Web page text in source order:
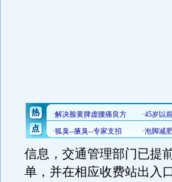
信息，交通管理部门已提
单，并在相应收费站出入